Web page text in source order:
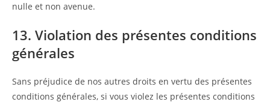
nulle et non avenue.
13. Violation des présentes conditions
générales
Sans préjudice de nos autres droits en vertu des présentes
conditions générales, si vous violez les présentes conditions